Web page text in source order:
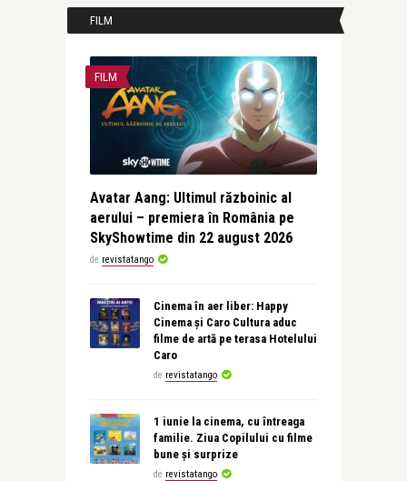
FILM
FILM
Avatar Aang: Ultimul războinic al
aerului – premiera în România pe
SkyShowtime din 22 august 2026
de revistatango
Cinema în aer liber: Happy
Cinema și Caro Cultura aduc
filme de artă pe terasa Hotelului
Caro
de revistatango
1 iunie la cinema, cu întreaga
familie. Ziua Copilului cu filme
bune și surprize
de revistatango